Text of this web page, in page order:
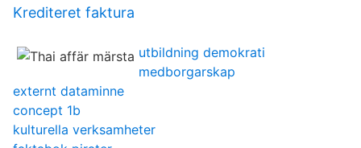
Krediteret faktura
utbildning demokrati
medborgarskap
externt dataminne
concept 1b
kulturella verksamheter